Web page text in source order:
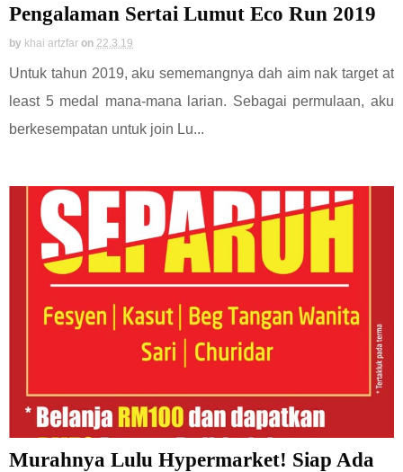
Pengalaman Sertai Lumut Eco Run 2019
by khai artzfar on 22.3.19
Untuk tahun 2019, aku sememangnya dah aim nak target at
least 5 medal mana-mana larian. Sebagai permulaan, aku
berkesempatan untuk join Lu...
Murahnya Lulu Hypermarket! Siap Ada